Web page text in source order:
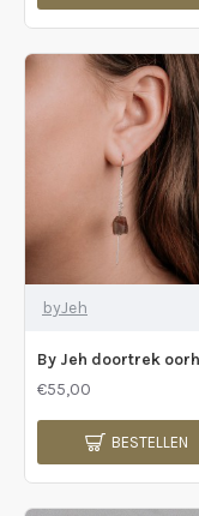
byJeh
€55,00
BESTELLEN